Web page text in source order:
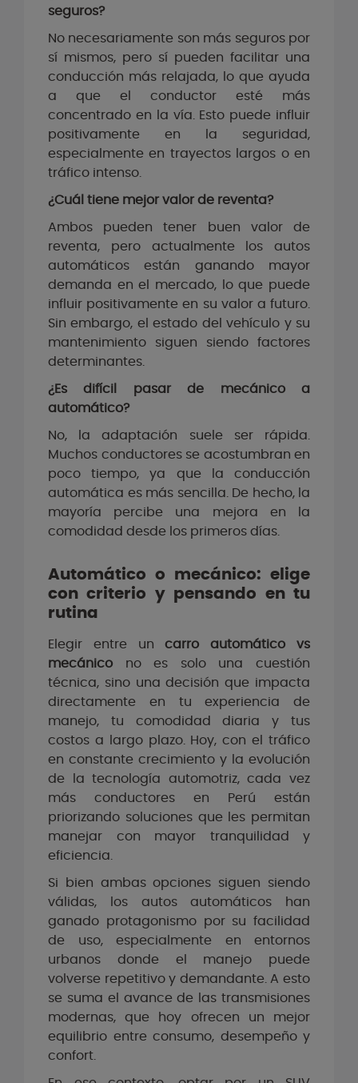
seguros?
No necesariamente son más seguros por
sí mismos, pero sí pueden facilitar una
conducción más relajada, lo que ayuda
a que el conductor esté más
concentrado en la vía. Esto puede influir
positivamente en la seguridad,
especialmente en trayectos largos o en
tráfico intenso.
¿Cuál tiene mejor valor de reventa?
Ambos pueden tener buen valor de
reventa, pero actualmente los autos
automáticos están ganando mayor
demanda en el mercado, lo que puede
influir positivamente en su valor a futuro.
Sin embargo, el estado del vehículo y su
mantenimiento siguen siendo factores
determinantes.
¿Es difícil pasar de mecánico a
automático?
No, la adaptación suele ser rápida.
Muchos conductores se acostumbran en
poco tiempo, ya que la conducción
automática es más sencilla. De hecho, la
mayoría percibe una mejora en la
comodidad desde los primeros días.
Automático o mecánico: elige
con criterio y pensando en tu
rutina
Elegir entre uncarro automático vs
mecánico no es solo una cuestión
técnica, sino una decisión que impacta
directamente en tu experiencia de
manejo, tu comodidad diaria y tus
costos a largo plazo. Hoy, con el tráfico
en constante crecimiento y la evolución
de la tecnología automotriz, cada vez
más conductores en Perú están
priorizando soluciones que les permitan
manejar con mayor tranquilidad y
eficiencia.
Si bien ambas opciones siguen siendo
válidas, los autos automáticos han
ganado protagonismo por su facilidad
de uso, especialmente en entornos
urbanos donde el manejo puede
volverse repetitivo y demandante. A esto
se suma el avance de las transmisiones
modernas, que hoy ofrecen un mejor
equilibrio entre consumo, desempeño y
confort.